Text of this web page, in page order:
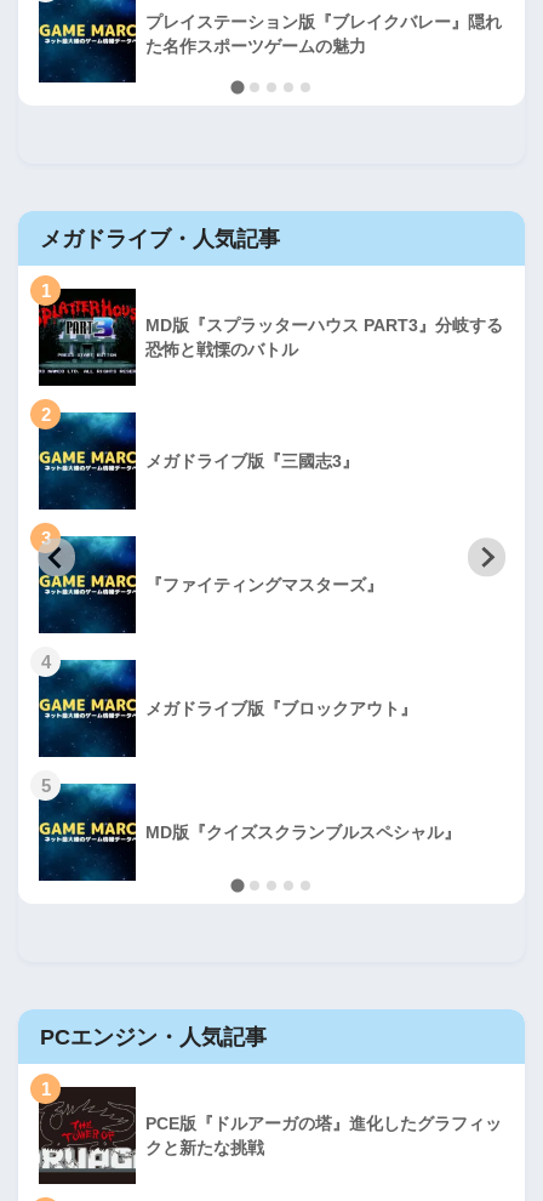
プレイステーション版『ブレイクバレー』隠れ
た名作スポーツゲームの魅力
メガドライブ・人気記事
1
MD版『スプラッターハウス PART3』分岐する
恐怖と戦慄のバトル
2
メガドライブ版『三國志3』
3
『ファイティングマスターズ』
4
メガドライブ版『ブロックアウト』
5
MD版『クイズスクランブルスペシャル』
PCエンジン・人気記事
1
PCE版『ドルアーガの塔』進化したグラフィッ
クと新たな挑戦